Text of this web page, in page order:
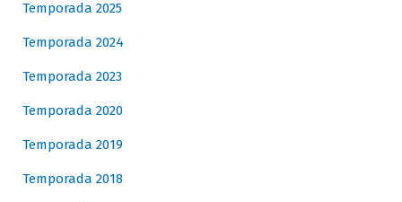
Temporada 2025
Temporada 2024
Temporada 2023
Temporada 2020
Temporada 2019
Temporada 2018